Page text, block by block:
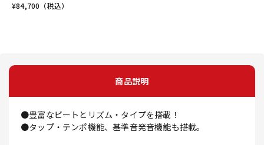
¥84,700 （税込）
商品説明
●豊富なビートとリズム・タイプを搭載！
●タップ・テンポ機能、基準音発音機能も搭載。